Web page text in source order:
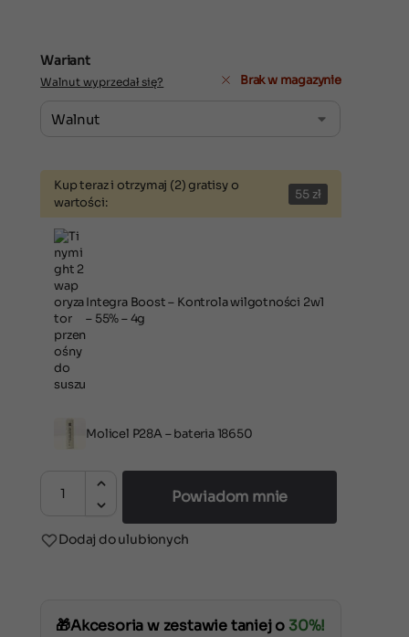
Wariant
Walnut wyprzedał się?
Kup teraz i otrzymaj (2) gratisy o
wartości:
55 zł
Integra Boost – Kontrola wilgotności 2w1
– 55% – 4g
Molicel P28A – bateria 18650
Brak w magazynie
Powiadom mnie
Dodaj do ulubionych
🎁Akcesoria w zestawie taniej o 30%!